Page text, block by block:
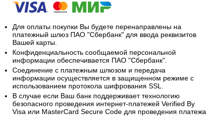
Для оплаты покупки Вы будете перенаправлены на
платежный шлюз ПАО "Сбербанк" для ввода реквизитов
Вашей карты.
Конфиденциальность сообщаемой персональной
информации обеспечивается ПАО "Сбербанк".
Соединение с платежным шлюзом и передача
информации осуществляется в защищенном режиме с
использованием протокола шифрования SSL.
В случае если Ваш банк поддерживает технологию
безопасного проведения интернет-платежей Verified By
Visa или MasterCard Secure Code для проведения платежа